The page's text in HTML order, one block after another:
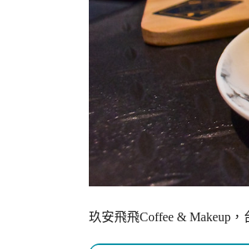
玖安飛飛Coffee & Makeup